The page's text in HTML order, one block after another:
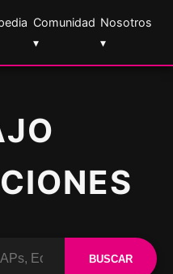
Comunidad
▾
Nosotros
▾
BUSCAR